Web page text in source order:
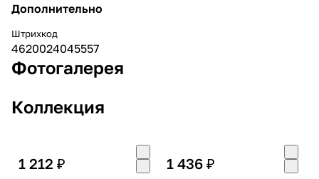
Дополнительно
Штрихкод
4620024045557
Фотогалерея
Коллекция
1 212 ₽ 1 436 ₽